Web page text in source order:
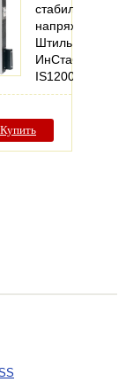
стабилизатор
напряжения
Штиль
ИнСтаб
IS12000
Купить